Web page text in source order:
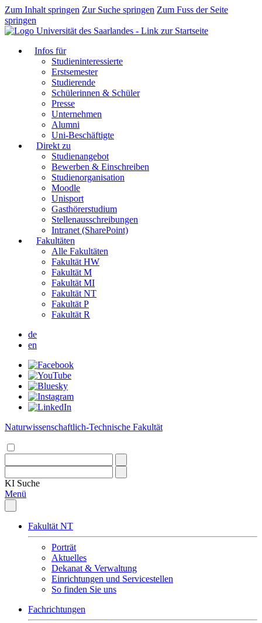
Zum Inhalt springen Zur Suche springen Zum Fuss der Seite
springen
Infos für
Studieninteressierte
Erstsemester
Studierende
Schülerinnen & Schüler
Presse
Unternehmen
Alumni
Uni-Beschäftigte
Direkt zu
Studienangebot
Bewerben & Einschreiben
Studienorganisation
Moodle
Unisport
Gasthörerstudium
Stellenausschreibungen
Intranet (SharePoint)
Fakultäten
Alle Fakultäten
Fakultät HW
Fakultät M
Fakultät MI
Fakultät NT
Fakultät P
Fakultät R
de
en
Naturwissenschaftlich-Technische Fakultät
KI Suche
Menü
Fakultät NT
Porträt
Aktuelles
Dekanat & Verwaltung
Einrichtungen und Servicestellen
So finden Sie uns
Fachrichtungen